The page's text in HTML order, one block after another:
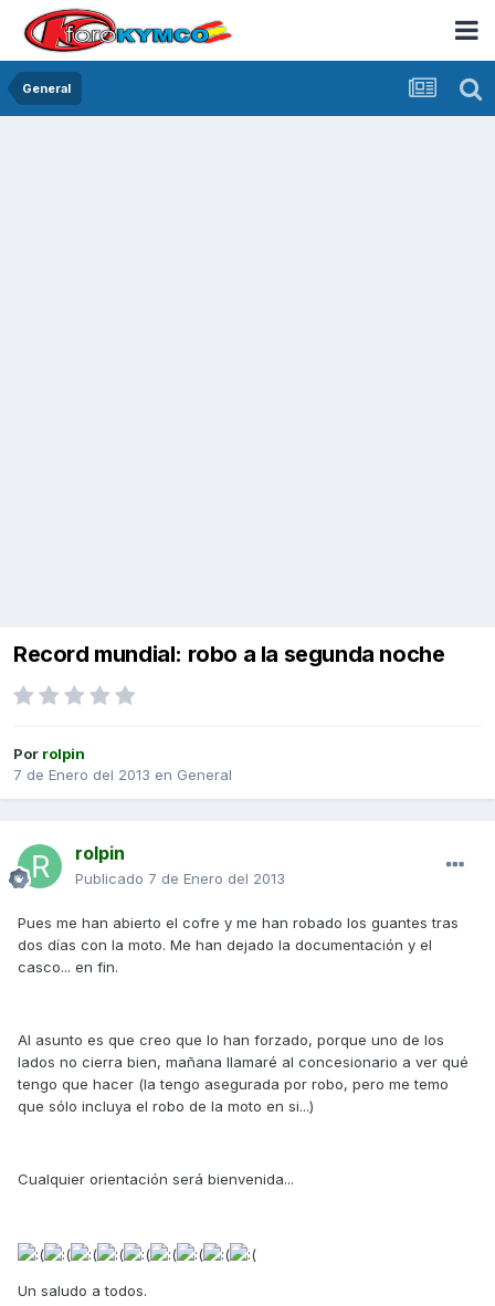
General
Record mundial: robo a la segunda noche
Por rolpin
7 de Enero del 2013 en General
rolpin
Publicado 7 de Enero del 2013
Pues me han abierto el cofre y me han robado los guantes tras
dos días con la moto. Me han dejado la documentación y el
casco... en fin.
Al asunto es que creo que lo han forzado, porque uno de los
lados no cierra bien, mañana llamaré al concesionario a ver qué
tengo que hacer (la tengo asegurada por robo, pero me temo
que sólo incluya el robo de la moto en si...)
Cualquier orientación será bienvenida...
Un saludo a todos.